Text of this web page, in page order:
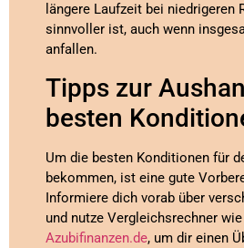
längere Laufzeit bei niedrigeren
sinnvoller ist, auch wenn
anfallen.
Tipps zur
besten
Um die besten Konditionen für
bekommen, ist eine gute
Informiere dich vorab über
und nutze Vergleichsrechner
Azubifinanzen.de, um dir einen